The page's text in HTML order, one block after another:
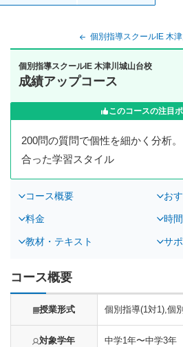
個別指導スクールIE 木
個別指導スクールIE 木津川城山台校
成績アップコース
このコースの注目
200問の質問で個性を細かく分析
合った学習スタイル
コース概要 お
料金 時
教材・テキスト サ
コース概要
授業形式 個別指導(1対1),個
対象学年 中学1年〜中学3年